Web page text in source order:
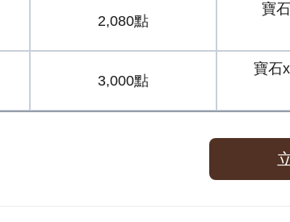
2,080點
寶
3,000點
寶石